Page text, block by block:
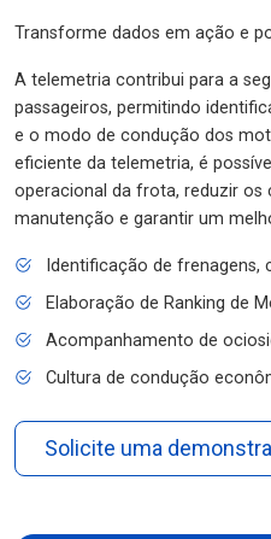
Transforme dados em ação e
A telemetria contribui para a
passageiros, permitindo
e o modo de condução dos
eficiente da telemetria, é
operacional da frota, reduzir
manutenção e garantir um
Identificação de frenagens,
Elaboração de Ranking de
Acompanhamento de
Cultura de condução
Solicite uma